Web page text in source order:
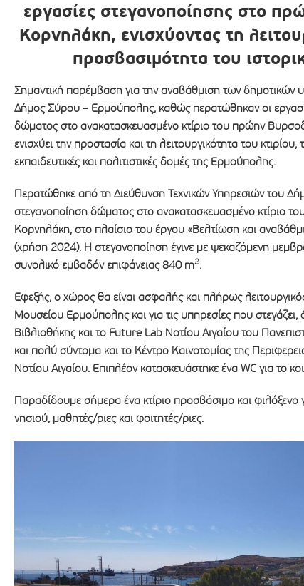
εργασίες στεγανοποίησης στο
Κορνηλάκη, ενισχύοντας τη
προσβασιμότητα του
Σημαντική παρέμβαση για την αναβάθμιση των
Δήμος Σύρου – Ερμούπολης, καθώς περατώθηκαν οι
δώματος στο ανακατασκευασμένο κτίριο του πρώην
ενισχύει την προστασία και τη λειτουργικότητα του κτιρίου,
εκπαιδευτικές και πολιτιστικές δομές της Ερμούπολης.
Περατώθηκε από τη Διεύθυνση Τεχνικών Υπηρεσιών του
στεγανοποίηση δώματος στο ανακατασκευασμένο κτίριο
Κορνηλάκη, στο πλαίσιο του έργου «Βελτίωση και
(χρήση 2024). Η στεγανοποίηση έγινε με ψεκαζόμενη
συνολικό εμβαδόν επιφάνειας 840 m2.
Εφεξής, ο χώρος θα είναι ασφαλής και πλήρως
Μουσείου Ερμούπολης και για τις υπηρεσίες που
Βιβλιοθήκης και το Future Lab Νοτίου Αιγαίου του
και πολύ σύντομα και το Κέντρο Καινοτομίας της
Νοτίου Αιγαίου. Επιπλέον κατασκευάστηκε ένα WC για το
Παραδίδουμε σήμερα ένα κτίριο προσβάσιμο και φιλόξενο
νησιού, μαθητές/ριες και φοιτητές/ριες.